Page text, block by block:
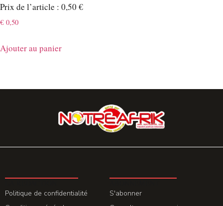
Prix de l’article : 0,50 €
€0,50
Ajouter au panier
Politique de confidentialité
S'abonner